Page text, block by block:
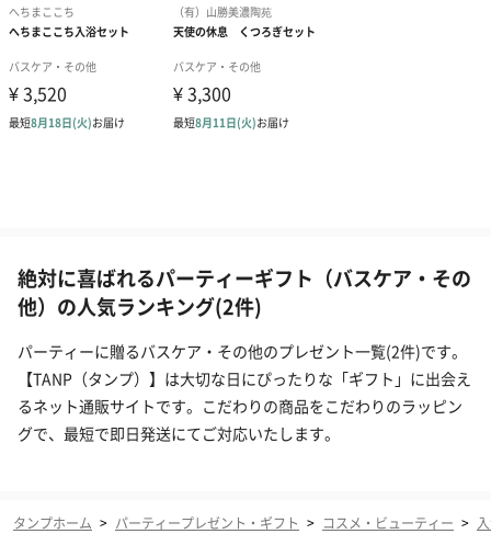
絶対に喜ばれるパーティーギフト（バスケア・その
他）の人気ランキング(2件)
パーティーに贈るバスケア・その他のプレゼント一覧(2件)です。
【TANP（タンプ）】は大切な日にぴったりな「ギフト」に出会え
るネット通販サイトです。こだわりの商品をこだわりのラッピン
グで、最短で即日発送にてご対応いたします。
タンプホーム > パーティープレゼント・ギフト > コスメ・ビューティー >